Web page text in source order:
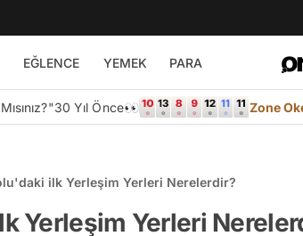
EĞLENCE YEMEK PARA
30 Yıl Önce👀 Zone
ilk Yerleşim Yerleri Nerelerdir?
Yerleşim Yerleri